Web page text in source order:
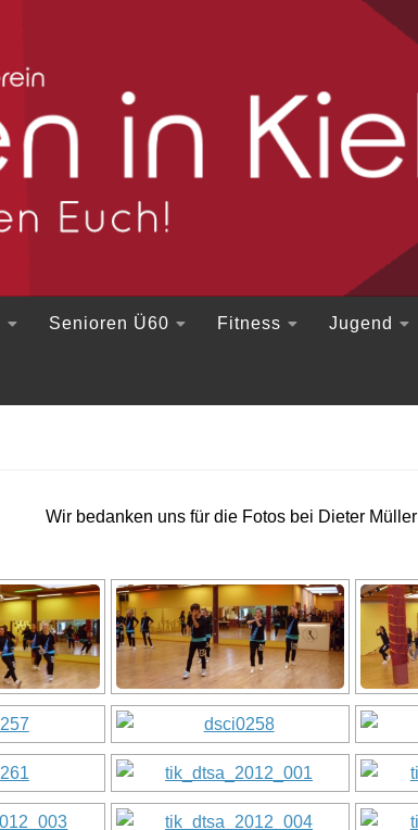
Senioren Ü60 Fitness Jugend
Wir bedanken uns für die Fotos bei Dieter Müller